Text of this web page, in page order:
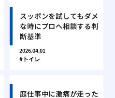
スッポンを試してもダメ
な時にプロへ相談する判
断基準
2026.04.01
トイレ
庭仕事中に激痛が走った